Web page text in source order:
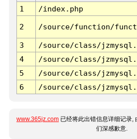
1
/index.php
2 /source/function/
3 /source/class/
4
/source/class/
5
/source/class/
6
/source/class/
www.365jz.com 已经将此出错信息详细记录,
们深感歉意.